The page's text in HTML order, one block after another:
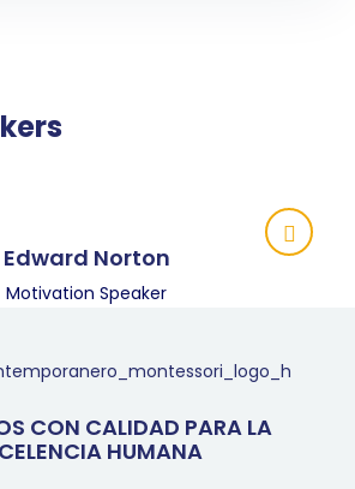
Edward Norton
Motivation Speaker
CON CALIDAD PARA LA
HUMANA